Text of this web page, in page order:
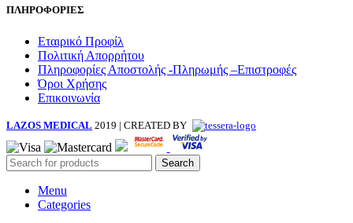
ΠΛΗΡΟΦΟΡΙΕΣ
Εταιρικό Προφίλ
Πολιτική Απορρήτου
Πληροφορίες Αποστολής -Πληρωμής –Επιστροφές
Όροι Χρήσης
Επικοινωνία
LAZOS MEDICAL 2019 | CREATED BY
Search
Menu
Categories